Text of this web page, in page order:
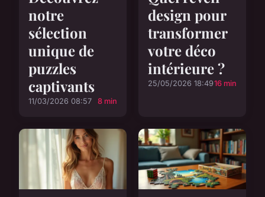
notre
sélection
unique de
puzzles
captivants
11/03/2026 08:57 8 min
design pour
transformer
votre déco
intérieure ?
25/05/2026 18:4916 min